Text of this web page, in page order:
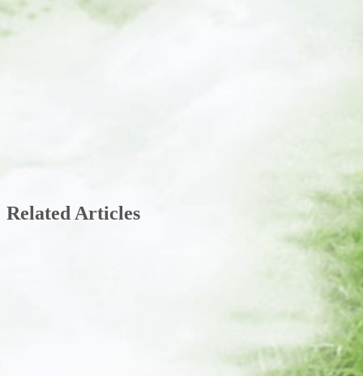
Related Articles